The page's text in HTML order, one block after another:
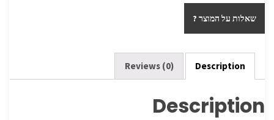
b
o
o
k
tt
er
ar
e
שאלות על המוצר ?
Description
Reviews (0)
Description